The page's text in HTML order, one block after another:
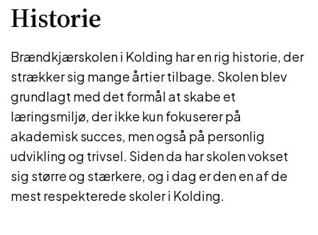
Historie
Brændkjærskolen i Kolding har en rig historie, der
strækker sig mange årtier tilbage. Skolen blev
grundlagt med det formål at skabe et
læringsmiljø, der ikke kun fokuserer på
akademisk succes, men også på personlig
udvikling og trivsel. Siden da har skolen vokset
sig større og stærkere, og i dag er den en af de
mest respekterede skoler i Kolding.